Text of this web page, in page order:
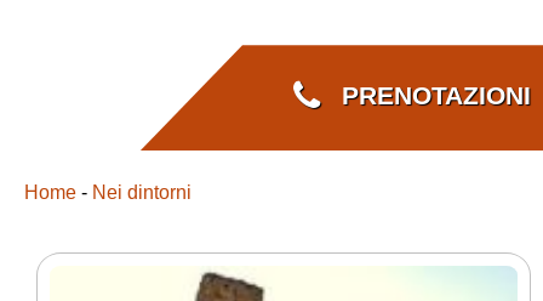
PRENOTAZIONI
Home - Nei dintorni